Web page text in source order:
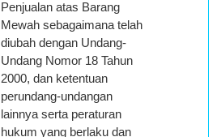
Penjualan atas Barang
Mewah sebagaimana telah
diubah dengan Undang-
Undang Nomor 18 Tahun
2000, dan ketentuan
perundang-undangan
lainnya serta peraturan
hukum yang berlaku dan